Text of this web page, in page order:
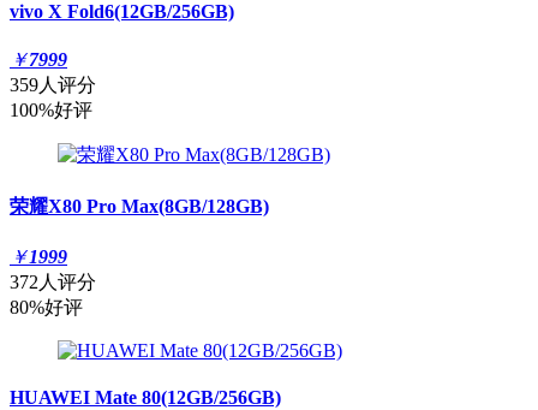
vivo X Fold6(12GB/256GB)
￥7999
359人评分
100%好评
荣耀X80 Pro Max(8GB/128GB)
￥1999
372人评分
80%好评
HUAWEI Mate 80(12GB/256GB)